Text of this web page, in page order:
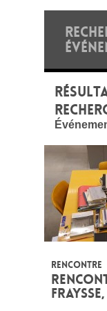
RENCONTRE